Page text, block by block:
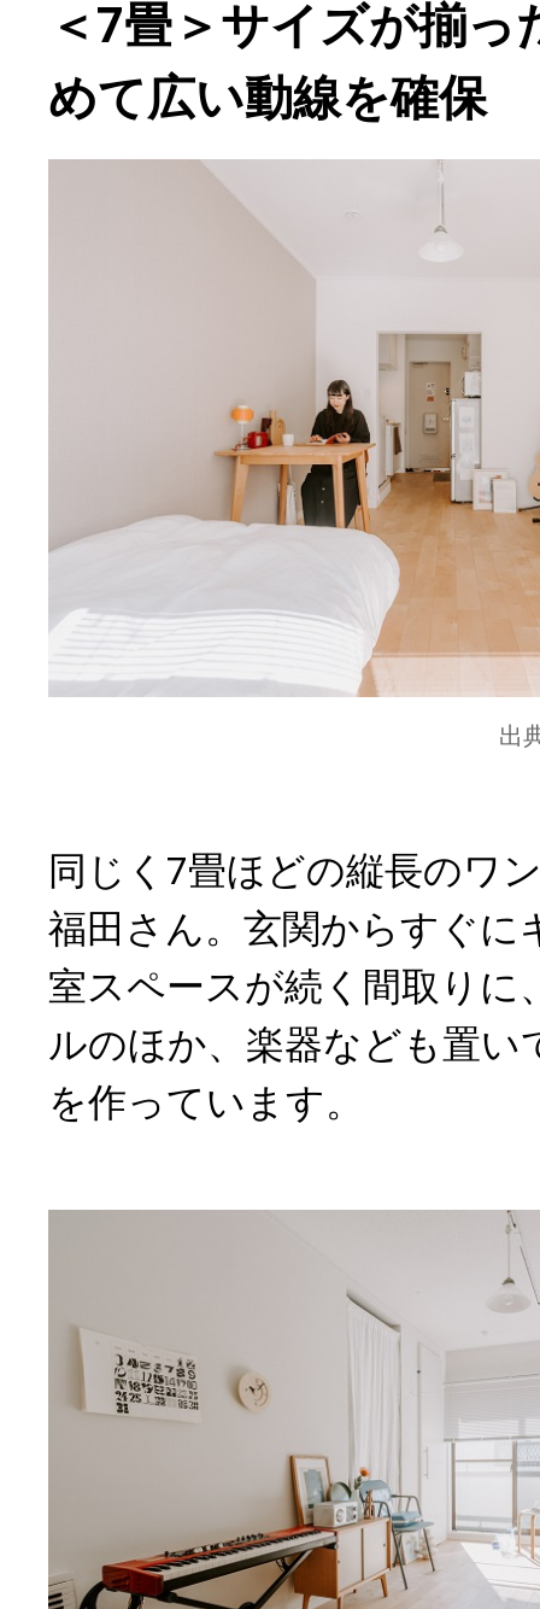
＜7畳＞サイズが揃っ
めて広い動線を確保
出
同じく7畳ほどの縦長のワ
福田さん。玄関からすぐに
室スペースが続く間取りに
ルのほか、楽器なども置い
を作っています。